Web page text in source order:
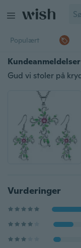
Populært
Kundeanmeldelser
Vurderinger